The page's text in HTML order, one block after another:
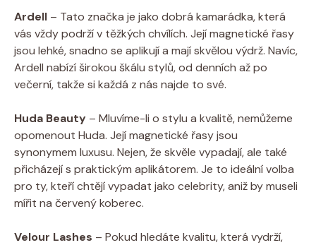
Ardell – Tato značka je jako dobrá kamarádka, která
vás vždy podrží v těžkých chvílích. Její magnetické řasy
jsou lehké, snadno se aplikují a mají skvělou výdrž. Navíc,
Ardell nabízí širokou škálu stylů, od denních až po
večerní, takže si každá z nás najde to své.
Huda Beauty – Mluvíme-li o stylu a kvalitě, nemůžeme
opomenout Huda. Její magnetické řasy jsou
synonymem luxusu. Nejen, že skvěle vypadají, ale také
přicházejí s praktickým aplikátorem. Je to ideální volba
pro ty, kteří chtějí vypadat jako celebrity, aniž by museli
mířit na červený koberec.
Velour Lashes – Pokud hledáte kvalitu, která vydrží,